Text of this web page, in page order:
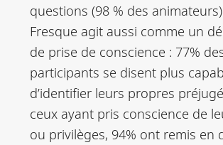
questions (98 % des
Fresque agit aussi comme un
de prise de conscience : 77%
participants se disent plus
d’identifier leurs propres
ceux ayant pris conscience de
ou privilèges, 94% ont remis en